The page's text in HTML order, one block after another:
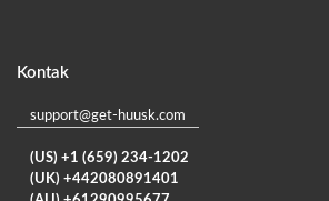
Kontak
support@get-huusk.com
(US) +1 (659) 234-1202
(UK) +442080891401